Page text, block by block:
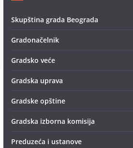
Skupština grada Beograda
Gradonačelnik
Gradsko veće
Gradska uprava
Gradske opštine
Gradska izborna komisija
Preduzeća i ustanove